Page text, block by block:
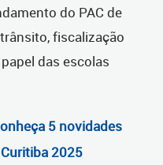
do PAC de
fiscalização
das escolas
5 novidades
2025